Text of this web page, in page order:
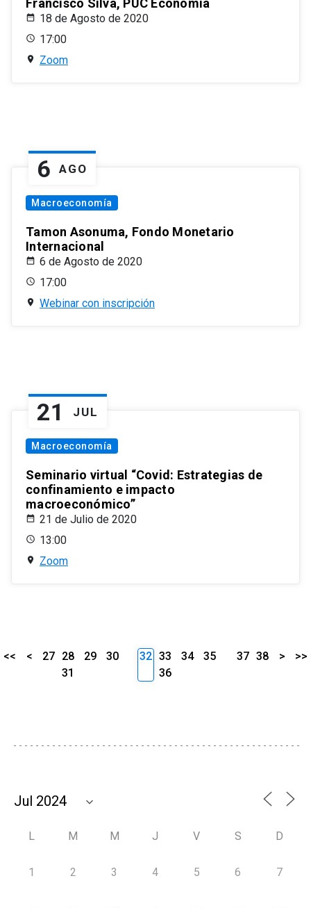
Francisco Silva, PUC Economía
18 de Agosto de 2020
17:00
Zoom
6 AGO
Macroeconomía
Tamon Asonuma, Fondo Monetario
Internacional
6 de Agosto de 2020
17:00
Webinar con inscripción
21 JUL
Macroeconomía
Seminario virtual “Covid: Estrategias de
confinamiento e impacto
macroeconómico”
21 de Julio de 2020
13:00
Zoom
<< < 27 28 29
30
31
32 33 34
35
36
37 38 > >>
L M M J V S D
1 2 3 4 5 6 7